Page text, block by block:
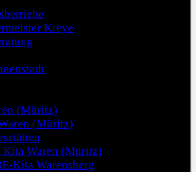
Kreye
(Müritz)
(Müritz)
Kita Waren (Müritz)
Kita Warensberg